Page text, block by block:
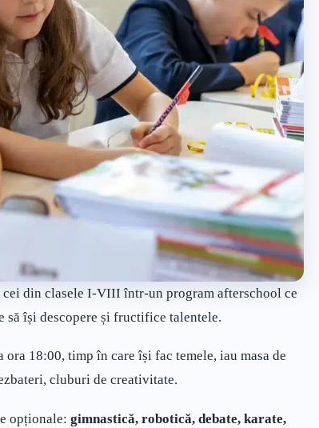
din clasele I-VIII într-un program afterschool ce
să își descopere și fructifice talentele.
18:00, timp în care își fac temele, iau masa de
cluburi de creativitate.
opționale: gimnastică, robotică, debate, karate,